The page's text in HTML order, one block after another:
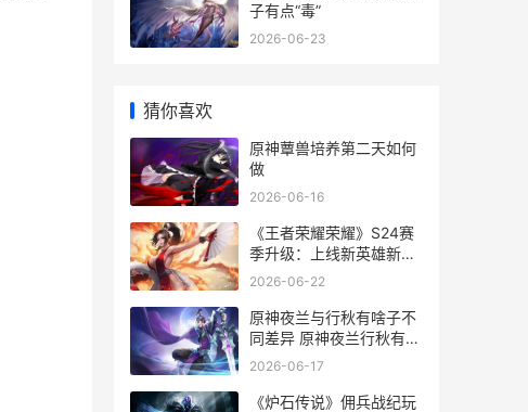
子有点“毒”
2026-06-23
猜你喜欢
原神蕈兽培养第二天如何
做
2026-06-16
《王者荣耀荣耀》S24赛
季升级：上线新英雄新皮
肤 王者荣耀荣耀之章命运
2026-06-22
原神夜兰与行秋有啥子不
同差异 原神夜兰行秋有什
么区别
2026-06-17
《炉石传说》佣兵战纪玩